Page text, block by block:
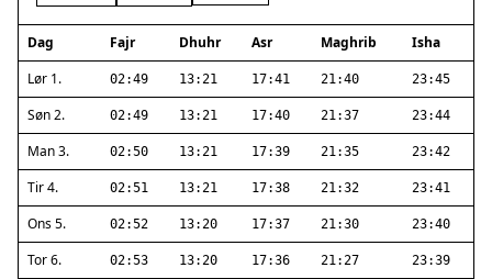
Dag Fajr Dhuhr Asr Maghrib
Isha
Lør 1.
02:49 13:21 17:41 21:40 23:45
Søn 2. 02:49 13:21 17:40 21:37 23:44
Man 3. 02:50 13:21 17:39 21:35 23:42
Tir 4. 02:51 13:21 17:38 21:32 23:41
Ons 5. 02:52 13:20 17:37 21:30 23:40
Tor 6. 02:53 13:20 17:36 21:27 23:39